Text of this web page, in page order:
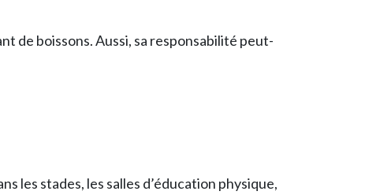
de boissons. Aussi, sa responsabilité peut-
les stades, les salles d’éducation physique,